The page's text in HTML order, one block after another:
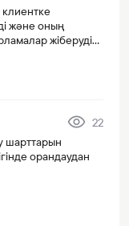
клиентке
және оның
жіберуді
22
шарттарын
орандаудан